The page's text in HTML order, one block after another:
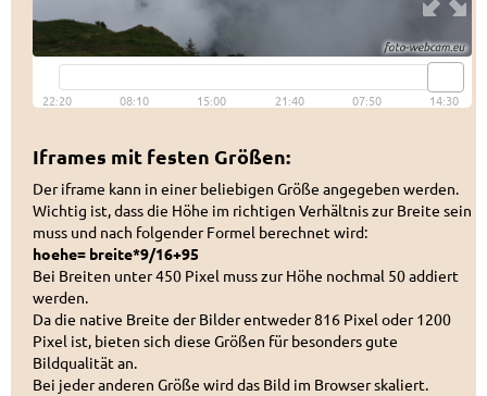
Iframes mit festen Größen:
Der iframe kann in einer beliebigen Größe angegeben werden.
Wichtig ist, dass die Höhe im richtigen Verhältnis zur Breite sein
muss und nach folgender Formel berechnet wird:
hoehe= breite*9/16+95
Bei Breiten unter 450 Pixel muss zur Höhe nochmal 50 addiert
werden.
Da die native Breite der Bilder entweder 816 Pixel oder 1200
Pixel ist, bieten sich diese Größen für besonders gute
Bildqualität an.
Bei jeder anderen Größe wird das Bild im Browser skaliert.